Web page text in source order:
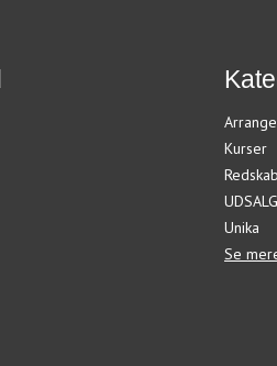
Kurser
UDSALG
Unika
Se